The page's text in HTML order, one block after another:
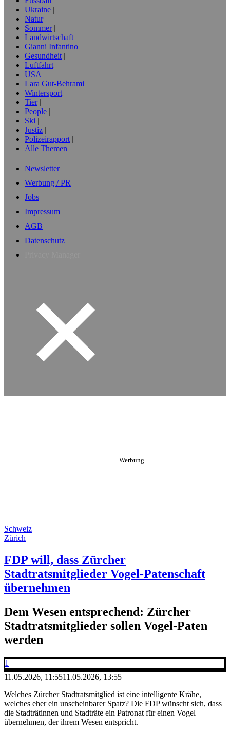
Ukraine
Natur
Sommer
Landwirtschaft
Gianni Infantino
Gesundheit
Luftfahrt
USA
Lara Gut-Behrami
Wintersport
Tier
People
Ski
Justiz
Polizeirapport
Alle Themen
Newsletter
Werbung / PR
Jobs
Impressum
AGB
Datenschutz
Schweiz
Zürich
FDP will, dass Zürcher
Stadtratsmitglieder Vogel-Patenschaft
übernehmen
Dem Wesen entsprechend: Zürcher
Stadtratsmitglieder sollen Vogel-Paten
werden
1
11.05.2026, 11:5511.05.2026, 13:55
Welches Zürcher Stadtratsmitglied ist eine intelligente Krähe,
welches eher ein unscheinbarer Spatz? Die FDP wünscht sich, dass
die Stadträtinnen und Stadträte ein Patronat für einen Vogel
übernehmen, der ihrem Wesen entspricht.